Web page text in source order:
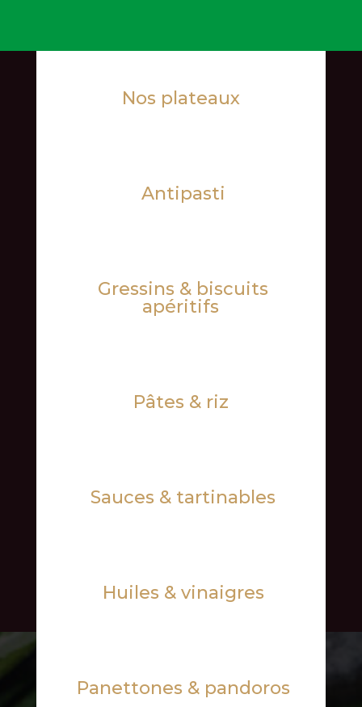
Nos plateaux
Antipasti
Gressins & biscuits
apéritifs
Pâtes & riz
Sauces & tartinables
Huiles & vinaigres
Panettones & pandoros